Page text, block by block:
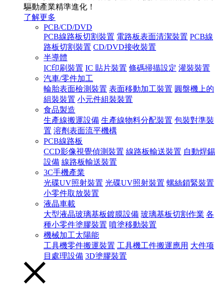
驅動產業精準進化！
了解更多
PCB/CD/DVD
PCB線路板切割裝置 電路板表面清潔裝置 PCB線
路板切割裝置 CD/DVD接收裝置
半導體
IC印刷裝置 IC 貼片裝置 條碼掃描設定 灌裝裝置
汽車/零件加工
輪胎表面檢測裝置 表面移動加工裝置 圓盤機上的
組裝裝置 小元件組裝裝置
食品製造
生產線搬運設備 生產線物料分配裝置 包裝對準裝
置 溶劑表面流平機構
PCB線路板
CCD影像視覺偵測裝置 線路板輸送裝置 自動焊錫
設備 線路板輸送裝置
3C手機產業
光碟UV照射裝置 光碟UV照射裝置 螺絲鎖緊裝置
小零件取放裝置
液晶車載
大型液晶玻璃基板鍍膜設備 玻璃基板切割作業 各
種小零件塗膠裝置 噴塗移動裝置
機械加工太陽能
工具機零件搬運裝置 工具機工件搬運應用 大件项
目處理設備 3D塗膠裝置